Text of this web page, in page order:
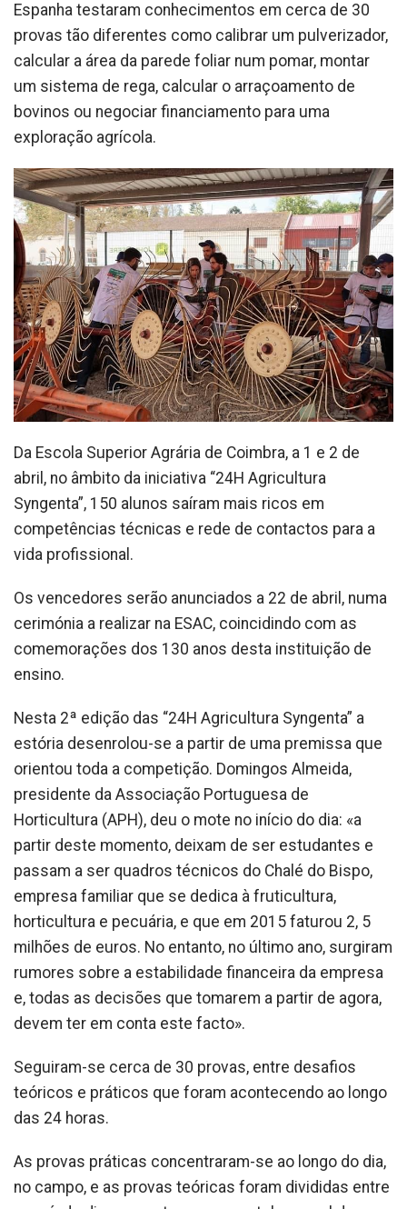
Espanha testaram conhecimentos em cerca de 30
provas tão diferentes como calibrar um pulverizador,
calcular a área da parede foliar num pomar, montar
um sistema de rega, calcular o arraçoamento de
bovinos ou negociar financiamento para uma
exploração agrícola.
Da Escola Superior Agrária de Coimbra, a 1 e 2 de
abril, no âmbito da iniciativa “24H Agricultura
Syngenta”, 150 alunos saíram mais ricos em
competências técnicas e rede de contactos para a
vida profissional.
Os vencedores serão anunciados a 22 de abril, numa
cerimónia a realizar na ESAC, coincidindo com as
comemorações dos 130 anos desta instituição de
ensino.
Nesta 2ª edição das “24H Agricultura Syngenta” a
estória desenrolou-se a partir de uma premissa que
orientou toda a competição. Domingos Almeida,
presidente da Associação Portuguesa de
Horticultura (APH), deu o mote no início do dia: «a
partir deste momento, deixam de ser estudantes e
passam a ser quadros técnicos do Chalé do Bispo,
empresa familiar que se dedica à fruticultura,
horticultura e pecuária, e que em 2015 faturou 2, 5
milhões de euros. No entanto, no último ano, surgiram
rumores sobre a estabilidade financeira da empresa
e, todas as decisões que tomarem a partir de agora,
devem ter em conta este facto».
Seguiram-se cerca de 30 provas, entre desafios
teóricos e práticos que foram acontecendo ao longo
das 24 horas.
As provas práticas concentraram-se ao longo do dia,
no campo, e as provas teóricas foram divididas entre